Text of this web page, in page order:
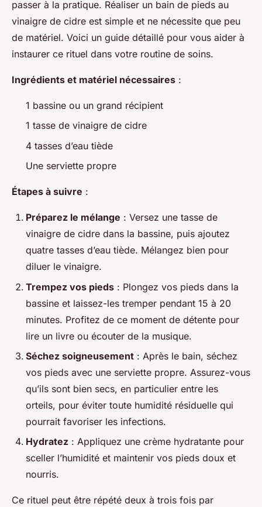
passer à la pratique. Réaliser un bain de pieds au
vinaigre de cidre est simple et ne nécessite que peu
de matériel. Voici un guide détaillé pour vous aider à
instaurer ce rituel dans votre routine de soins.
Ingrédients et matériel nécessaires :
1 bassine ou un grand récipient
1 tasse de vinaigre de cidre
4 tasses d’eau tiède
Une serviette propre
Étapes à suivre :
Préparez le mélange : Versez une tasse de
vinaigre de cidre dans la bassine, puis ajoutez
quatre tasses d’eau tiède. Mélangez bien pour
diluer le vinaigre.
Trempez vos pieds : Plongez vos pieds dans la
bassine et laissez-les tremper pendant 15 à 20
minutes. Profitez de ce moment de détente pour
lire un livre ou écouter de la musique.
Séchez soigneusement : Après le bain, séchez
vos pieds avec une serviette propre. Assurez-vous
qu’ils sont bien secs, en particulier entre les
orteils, pour éviter toute humidité résiduelle qui
pourrait favoriser les infections.
Hydratez : Appliquez une crème hydratante pour
sceller l’humidité et maintenir vos pieds doux et
nourris.
Ce rituel peut être répété deux à trois fois par